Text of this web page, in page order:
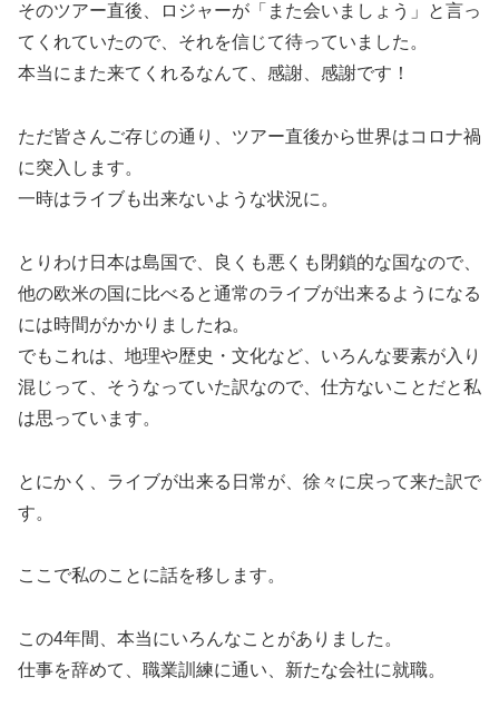
そのツアー直後、ロジャーが「また会いましょう」と言っ
てくれていたので、それを信じて待っていました。
本当にまた来てくれるなんて、感謝、感謝です！
ただ皆さんご存じの通り、ツアー直後から世界はコロナ禍
に突入します。
一時はライブも出来ないような状況に。
とりわけ日本は島国で、良くも悪くも閉鎖的な国なので、
他の欧米の国に比べると通常のライブが出来るようになる
には時間がかかりましたね。
でもこれは、地理や歴史・文化など、いろんな要素が入り
混じって、そうなっていた訳なので、仕方ないことだと私
は思っています。
とにかく、ライブが出来る日常が、徐々に戻って来た訳で
す。
ここで私のことに話を移します。
この4年間、本当にいろんなことがありました。
仕事を辞めて、職業訓練に通い、新たな会社に就職。